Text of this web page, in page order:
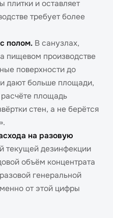
плитки и оставляет
требует более
полом. В санузлах,
пищевом производстве
поверхности до
дают больше площади,
площадь
стен, а не берётся
на разовую
текущей дезинфекции
объём концентрата
генеральной
от этой цифры